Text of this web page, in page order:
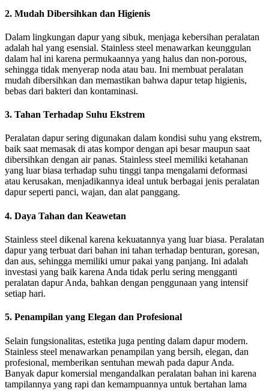
2. Mudah Dibersihkan dan Higienis
Dalam lingkungan dapur yang sibuk, menjaga kebersihan peralatan
adalah hal yang esensial. Stainless steel menawarkan keunggulan
dalam hal ini karena permukaannya yang halus dan non-porous,
sehingga tidak menyerap noda atau bau. Ini membuat peralatan
mudah dibersihkan dan memastikan bahwa dapur tetap higienis,
bebas dari bakteri dan kontaminasi.
3. Tahan Terhadap Suhu Ekstrem
Peralatan dapur sering digunakan dalam kondisi suhu yang ekstrem,
baik saat memasak di atas kompor dengan api besar maupun saat
dibersihkan dengan air panas. Stainless steel memiliki ketahanan
yang luar biasa terhadap suhu tinggi tanpa mengalami deformasi
atau kerusakan, menjadikannya ideal untuk berbagai jenis peralatan
dapur seperti panci, wajan, dan alat panggang.
4. Daya Tahan dan Keawetan
Stainless steel dikenal karena kekuatannya yang luar biasa. Peralatan
dapur yang terbuat dari bahan ini tahan terhadap benturan, goresan,
dan aus, sehingga memiliki umur pakai yang panjang. Ini adalah
investasi yang baik karena Anda tidak perlu sering mengganti
peralatan dapur Anda, bahkan dengan penggunaan yang intensif
setiap hari.
5. Penampilan yang Elegan dan Profesional
Selain fungsionalitas, estetika juga penting dalam dapur modern.
Stainless steel menawarkan penampilan yang bersih, elegan, dan
profesional, memberikan sentuhan mewah pada dapur Anda.
Banyak dapur komersial mengandalkan peralatan bahan ini karena
tampilannya yang rapi dan kemampuannya untuk bertahan lama